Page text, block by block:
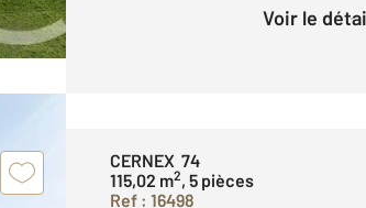
Voir le
CERNEX 74
115,02 m2, 5 pièces
Ref : 16498